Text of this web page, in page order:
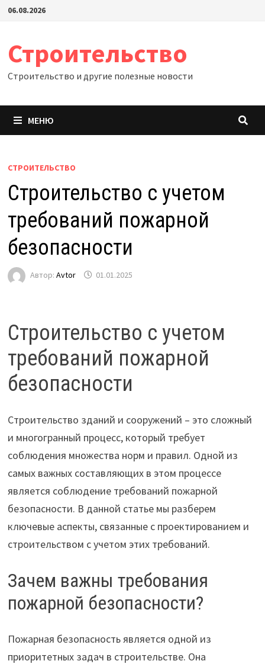
Перейти
06.08.2026
Строительство
Строительство и другие полезные новости
МЕНЮ
СТРОИТЕЛЬСТВО
Строительство с учетом
требований пожарной
безопасности
Автор: Avtor 01.01.2025
Строительство с учетом
требований пожарной
безопасности
Строительство зданий и сооружений – это сложный
и многогранный процесс, который требует
соблюдения множества норм и правил. Одной из
самых важных составляющих в этом процессе
является соблюдение требований пожарной
безопасности. В данной статье мы разберем
ключевые аспекты, связанные с проектированием и
строительством с учетом этих требований.
Зачем важны требования
пожарной безопасности?
Пожарная безопасность является одной из
приоритетных задач в строительстве. Она